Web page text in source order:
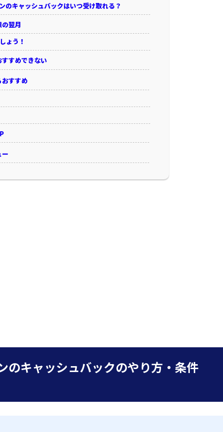
のキャッシュバックはいつ受け取れる？
翌月
ょう！
すめできない
すすめ
ー
のキャッシュバックのやり方・条件